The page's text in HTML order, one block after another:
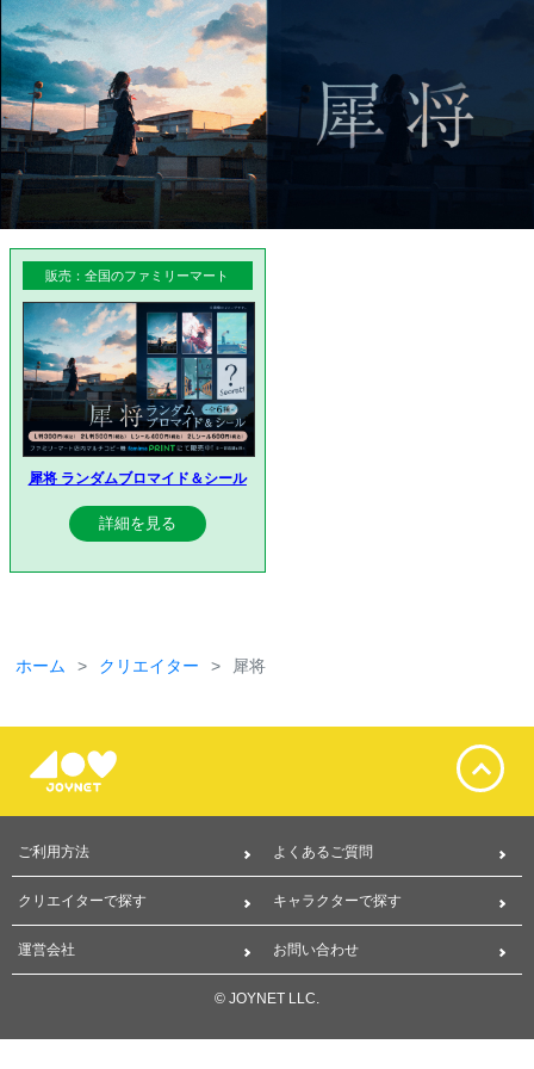
販売：全国のファミリーマート
犀将 ランダムブロマイド＆シール
詳細を見る
ホーム クリエイター 犀将
ご利用方法 よくあるご質問
クリエイターで探す キャラクターで探す
運営会社 お問い合わせ
© JOYNET LLC.